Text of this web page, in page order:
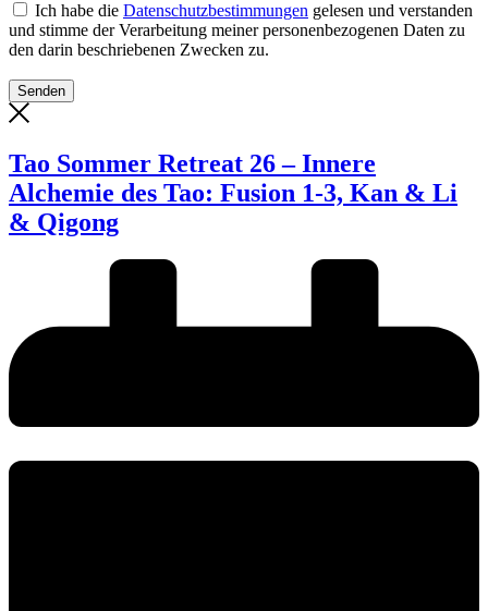
Ich habe die Datenschutzbestimmungen gelesen und verstanden
und stimme der Verarbeitung meiner personenbezogenen Daten zu
den darin beschriebenen Zwecken zu.
Senden
Tao Sommer Retreat 26 – Innere
Alchemie des Tao: Fusion 1-3, Kan & Li
& Qigong